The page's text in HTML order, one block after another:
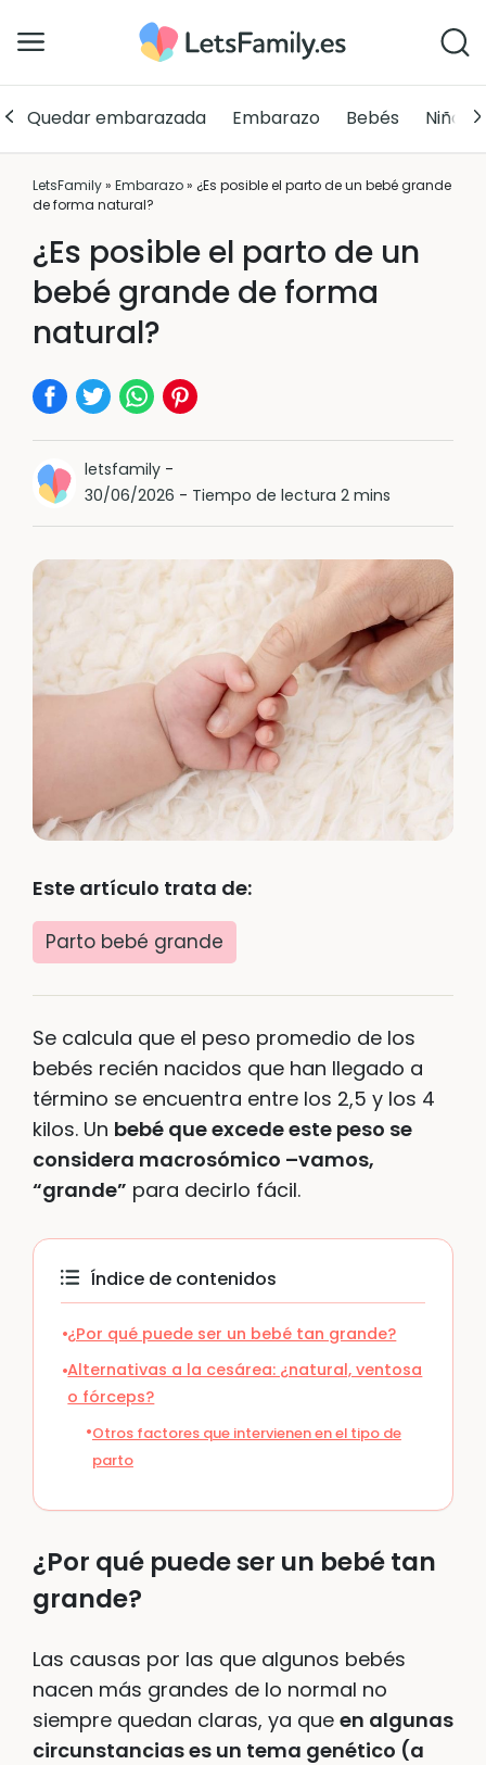
Quedar embarazada Embarazo Bebés Niños
LetsFamily» Embarazo» ¿Es posible el parto de un bebé grande
de forma natural?
¿Es posible el parto de un
bebé grande de forma
natural?
letsfamily-
30/06/2026 - Tiempo de lectura 2 mins
Este artículo trata de:
Parto bebé grande
Se calcula que el peso promedio de los
bebés recién nacidos que han llegado a
término se encuentra entre los 2,5 y los 4
kilos. Un bebé que excede este peso se
considera macrosómico –vamos,
“grande” para decirlo fácil.
Índice de contenidos
¿Por qué puede ser un bebé tan grande?
Alternativas a la cesárea: ¿natural, ventosa
o fórceps?
Otros factores que intervienen en el tipo de
parto
¿Por qué puede ser un bebé tan
grande?
Las causas por las que algunos bebés
nacen más grandes de lo normal no
siempre quedan claras, ya que en algunas
circunstancias es un tema genético (a